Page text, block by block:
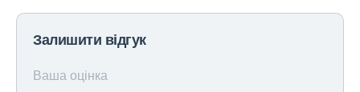
Залишити відгук
Ваша оцінка